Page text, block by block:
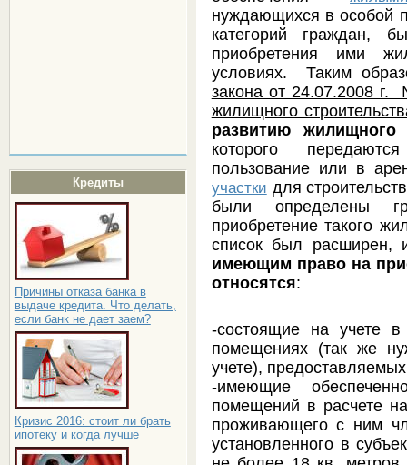
Кредиты
Причины отказа банка в
выдаче кредита. Что делать,
если банк не дает заем?
Кризис 2016: стоит ли брать
ипотеку и когда лучше
нуждающихся в особой
категорий граждан,
приобретения ими
условиях. Таким
закона от 24.07.2008
жилищного
развитию жилищного
которого
пользование или в
участки для
были определены
приобретение такого
список был расширен,
имеющим право на
относятся:
-состоящие на учете
помещениях (так же
учете),
-имеющие
помещений в расчете
проживающего с ним
установленного в